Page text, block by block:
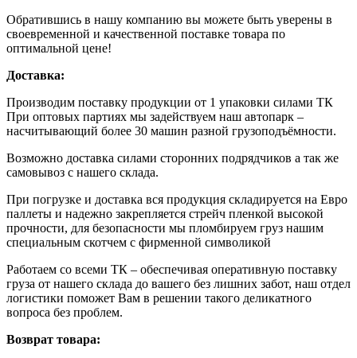
Обратившись в нашу компанию вы можете быть уверены в
своевременной и качественной поставке товара по
оптимальной цене!
Доставка:
Производим поставку продукции от 1 упаковки силами ТК
При оптовых партиях мы задействуем наш автопарк –
насчитывающий более 30 машин разной грузоподъёмности.
Возможно доставка силами сторонних подрядчиков а так же
самовывоз с нашего склада.
При погрузке и доставка вся продукция складируется на Евро
паллеты и надежно закрепляется стрейч пленкой высокой
прочности, для безопасности мы пломбируем груз нашим
специальным скотчем с фирменной символикой
Работаем со всеми ТК – обеспечивая оперативную поставку
груза от нашего склада до вашего без лишних забот, наш отдел
логистики поможет Вам в решении такого деликатного
вопроса без проблем.
Возврат товара: